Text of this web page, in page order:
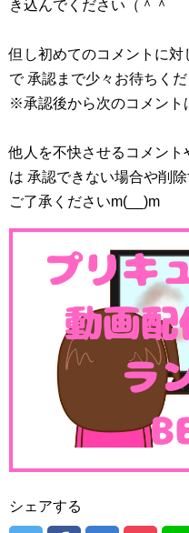
き込んでください（＾＾
但し初めてのコメントに
で 承認まで少々お待ちく
※承認後から次のコメント
他人を不快させるコメント
は 承認できない場合や削
ご了承くださいm(__)m
シェアする